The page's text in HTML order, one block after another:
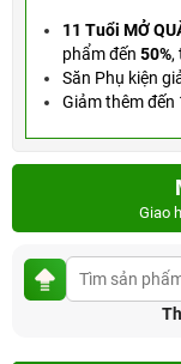
11 Tuổi MỞ
phẩm đến 50%,
Săn Phụ kiện
Giảm thêm đến
Giao